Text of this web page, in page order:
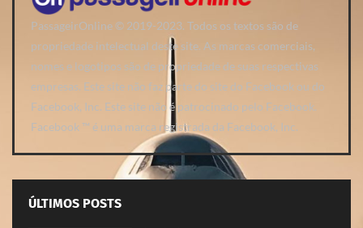
PassageirOnline © 2019-2023. Todos os textos são de
propriedade intelectual deste site. As marcas comerciais,
nomes e logotipos são de propriedade de suas respectivas
empresas. Este site não faz parte do site do Facebook ou do
Facebook, Inc. Este site não é patrocinado pelo Facebook.
Facebook ™ é uma marca registrada da Facebook, Inc.
ÚLTIMOS POSTS